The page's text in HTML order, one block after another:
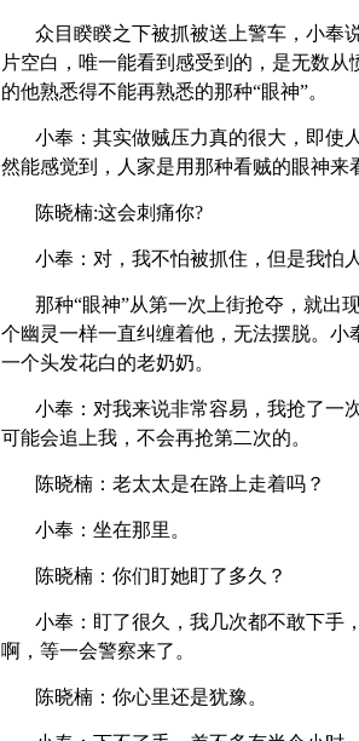
众目睽睽之下被抓被送上警车，小奉
片空白，唯一能看到感受到的，是无数从
的他熟悉得不能再熟悉的那种“眼神”。
小奉：其实做贼压力真的很大，即使
然能感觉到，人家是用那种看贼的眼神来
陈晓楠:这会刺痛你?
小奉：对，我不怕被抓住，但是我怕
那种“眼神”从第一次上街抢夺，就出
个幽灵一样一直纠缠着他，无法摆脱。小
一个头发花白的老奶奶。
小奉：对我来说非常容易，我抢了一
可能会追上我，不会再抢第二次的。
陈晓楠 ：老太太是在路上走着吗？
小奉：坐在那里。
陈晓楠 ：你们盯她盯了多久？
小奉：盯了很久，我几次都不敢下手
啊，等一会警察来了。
陈晓楠 ：你心里还是犹豫。